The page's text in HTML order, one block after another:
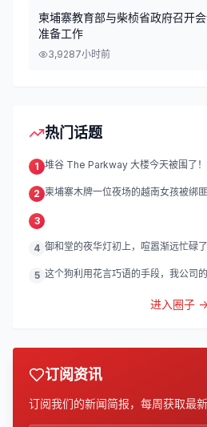
柬埔寨教育部与柴桢省政府召开
准备工作
3,9287小时前
热门话题
1 堆谷 The Parkway 大楼今天被围了
2 柬埔寨木牌一位夜场的越南女孩被绑
3
4 御和堂的夜华灯初上，喧嚣渐远忙碌
5 这个狗利用花言巧语的手段，我公司
进入圈子 →
订阅资讯
订阅我们的新闻简报，每周获取最